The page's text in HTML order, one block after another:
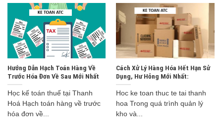
Hướng Dẫn Hạch Toán Hàng Về
Trước Hóa Đơn Về Sau Mới Nhất
Học kế toán thuế tại Thanh
Hoá Hạch toán hàng về trước
hóa đơn về...
Cách Xử Lý Hàng Hóa Hết Hạn Sử
Dụng, Hư Hỏng Mới Nhất:
Hoc ke toan thuc te tai thanh
hoa Trong quá trình quản lý
kho và...